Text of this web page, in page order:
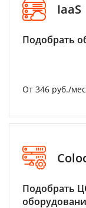
IaaS
Подобрать
От 346 руб./
Подобрать